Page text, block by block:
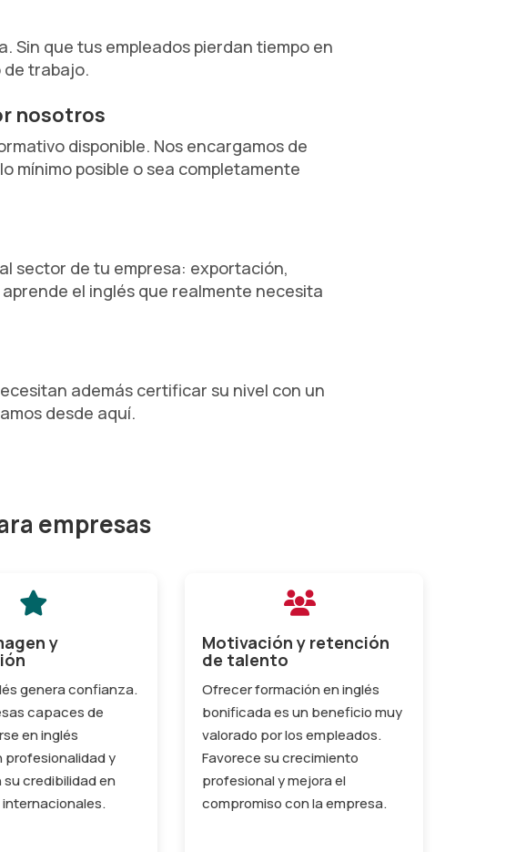
Sin que tus empleados pierdan tiempo en
de trabajo.
nosotros
disponible. Nos encargamos de
mínimo posible o sea completamente
sector de tu empresa: exportación,
el inglés que realmente necesita
además certificar su nivel con un
desde aquí.
empresas
y
genera confianza.
capaces de
en inglés
profesionalidad y
credibilidad en
Motivación y retención
de talento
Ofrecer formación en inglés
bonificada es un beneficio muy
valorado por los empleados.
Favorece su crecimiento
profesional y mejora el
compromiso con la empresa.